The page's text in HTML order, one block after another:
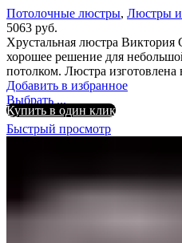
Потолочные люстры, Люстры
5063 руб.
Хрустальная люстра Виктория
хорошее решение для
потолком. Люстра изготовлена
Добавить в избранное
Выбрать ...
Купить в один клик
Быстрый просмотр